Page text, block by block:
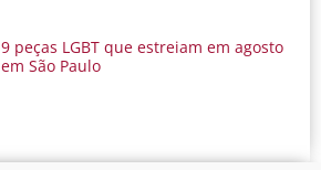
9 peças LGBT que estreiam em agosto
em São Paulo